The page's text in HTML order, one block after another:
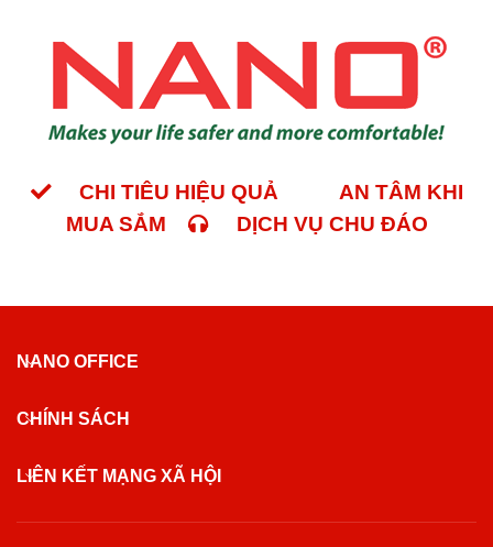
CHI TIÊU HIỆU QUẢ
AN TÂM KHI
MUA SẮM
DỊCH VỤ CHU ĐÁO
NANO OFFICE
CHÍNH SÁCH
LIÊN KẾT MẠNG XÃ HỘI